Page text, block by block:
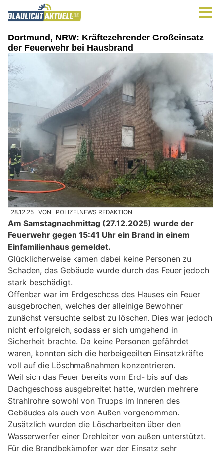
Dortmund, NRW: Kräftezehrender Großeinsatz
der Feuerwehr bei Hausbrand
28.12.25 VON POLIZEI.NEWS REDAKTION
Am Samstagnachmittag (27.12.2025) wurde der
Feuerwehr gegen 15:41 Uhr ein Brand in einem
Einfamilienhaus gemeldet.
Glücklicherweise kamen dabei keine Personen zu
Schaden, das Gebäude wurde durch das Feuer jedoch
stark beschädigt.
Offenbar war im Erdgeschoss des Hauses ein Feuer
ausgebrochen, welches der alleinige Bewohner
zunächst versuchte selbst zu löschen. Dies war jedoch
nicht erfolgreich, sodass er sich umgehend in
Sicherheit brachte. Da keine Personen gefährdet
waren, konnten sich die herbeigeeilten Einsatzkräfte
voll auf die Löschmaßnahmen konzentrieren.
Weil sich das Feuer bereits vom Erd- bis auf das
Dachgeschoss ausgebreitet hatte, wurden mehrere
Strahlrohre sowohl von Trupps im Inneren des
Gebäudes als auch von Außen vorgenommen.
Zusätzlich wurden die Löscharbeiten über den
Wasserwerfer einer Drehleiter von außen unterstützt.
Für die Brandbekämpfer war der Einsatz sehr